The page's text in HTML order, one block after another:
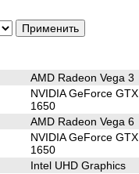
AMD Radeon Vega 3
NVIDIA GeForce GTX
1650
AMD Radeon Vega 6
NVIDIA GeForce GTX
1650
Intel UHD Graphics